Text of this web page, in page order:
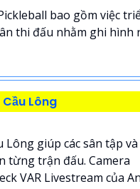
bao gồm việc
thi đấu nhằm ghi hình
Lông
Lông giúp các sân tập và
từng trận đấu. Camera
VAR Livestream của